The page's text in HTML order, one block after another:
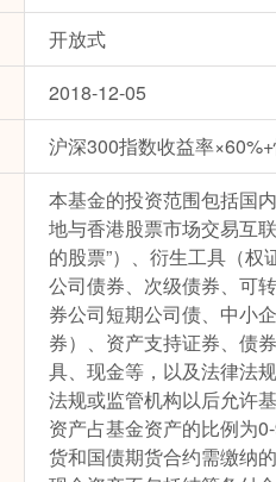
开放式
2018-12-05
沪深300指数收益率
本基金的投资范围包括国
地与香港股票市场交易互
的股票”）、衍生工具（权
公司债券、次级债券、可
券公司短期公司债、中小
券）、资产支持证券、债
具、现金等，以及法律法
法规或监管机构以后允许
资产占基金资产的比例为
货和国债期货合约需缴纳